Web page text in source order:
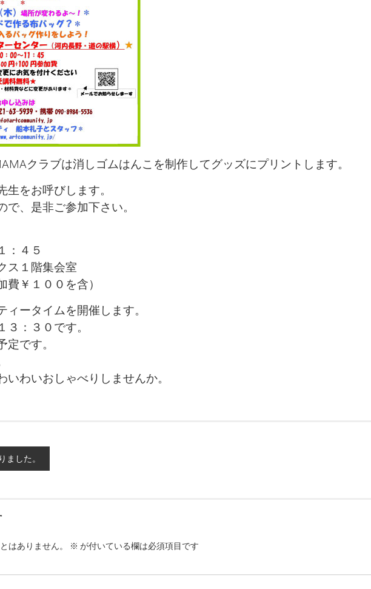
クラブは消しゴムはんこを制作してグッズにプリントします。
生をお呼びします。
で、是非ご参加下さい。
：４５
ス１階集会室
￥１００を含）
ータイムを開催します。
３：３０です。
です。
わいおしゃべりしませんか。
ました。
はありません。 ※ が付いている欄は必須項目です